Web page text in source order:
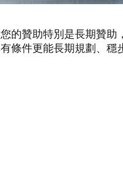
您的贊助特別是長期贊助
有條件更能長期規劃、穩